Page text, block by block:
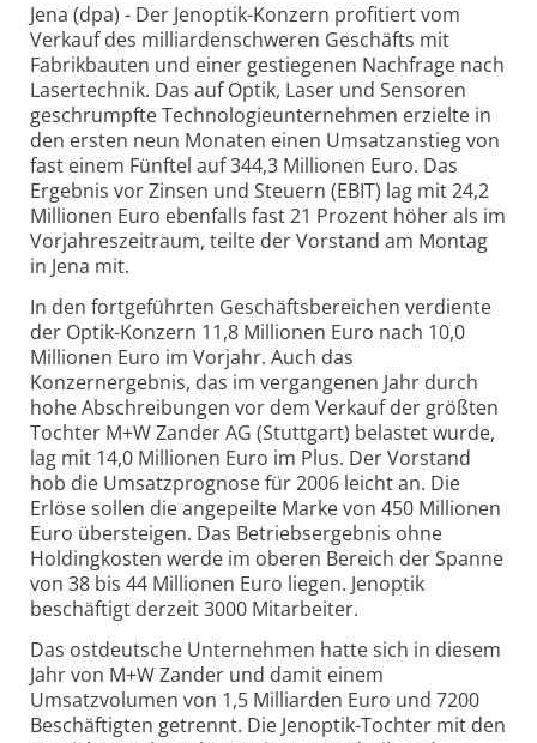
Jena (dpa) - Der Jenoptik-Konzern profitiert vom
Verkauf des milliardenschweren Geschäfts mit
Fabrikbauten und einer gestiegenen Nachfrage nach
Lasertechnik. Das auf Optik, Laser und Sensoren
geschrumpfte Technologieunternehmen erzielte in
den ersten neun Monaten einen Umsatzanstieg von
fast einem Fünftel auf 344,3 Millionen Euro. Das
Ergebnis vor Zinsen und Steuern (EBIT) lag mit 24,2
Millionen Euro ebenfalls fast 21 Prozent höher als im
Vorjahreszeitraum, teilte der Vorstand am Montag
in Jena mit.
In den fortgeführten Geschäftsbereichen verdiente
der Optik-Konzern 11,8 Millionen Euro nach 10,0
Millionen Euro im Vorjahr. Auch das
Konzernergebnis, das im vergangenen Jahr durch
hohe Abschreibungen vor dem Verkauf der größten
Tochter M+W Zander AG (Stuttgart) belastet wurde,
lag mit 14,0 Millionen Euro im Plus. Der Vorstand
hob die Umsatzprognose für 2006 leicht an. Die
Erlöse sollen die angepeilte Marke von 450 Millionen
Euro übersteigen. Das Betriebsergebnis ohne
Holdingkosten werde im oberen Bereich der Spanne
von 38 bis 44 Millionen Euro liegen. Jenoptik
beschäftigt derzeit 3000 Mitarbeiter.
Das ostdeutsche Unternehmen hatte sich in diesem
Jahr von M+W Zander und damit einem
Umsatzvolumen von 1,5 Milliarden Euro und 7200
Beschäftigten getrennt. Die Jenoptik-Tochter mit den